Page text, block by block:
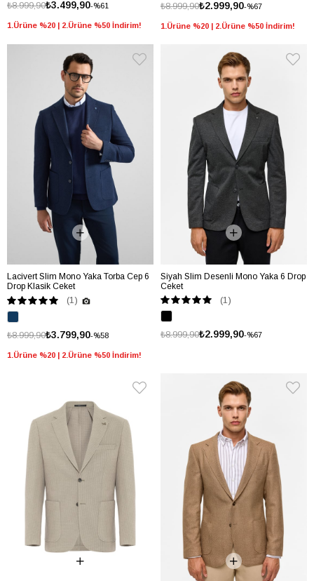
%61
₺3.499,90
₺8.999,90
1.Ürüne %20 | 2.Ürüne %50 İndirim!
%67
₺2.999,90
₺8.999,90
1.Ürüne %20 | 2.Ürüne %50 İndirim!
Lacivert Slim Mono Yaka Torba Cep 6
Drop Klasik Ceket
(1)
%58
₺3.799,90
₺8.999,90
1.Ürüne %20 | 2.Ürüne %50 İndirim!
Siyah Slim Desenli Mono Yaka 6 Drop
Ceket
(1)
%67
₺2.999,90
₺8.999,90